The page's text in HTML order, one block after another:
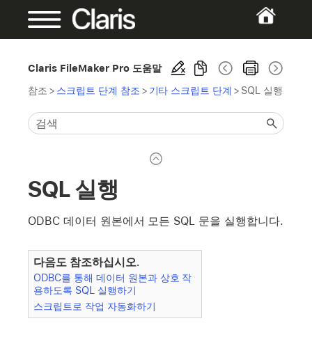
Claris FileMaker Pro 도움말
참조 > 스크립트 단계 참조 > 기타 스크립트 단계 > SQL 실행
SQL 실행
ODBC 데이터 원본에서 모든 SQL 문을 실행합니다.
다음도 참조하십시오.
ODBC를 통해 데이터 원본과 상호 작
용하도록 SQL 실행하기
스크립트로 작업 자동화하기